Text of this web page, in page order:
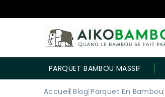
PARQUET BAMBOU MASSIF
Accueil Blog Parquet En Bambou